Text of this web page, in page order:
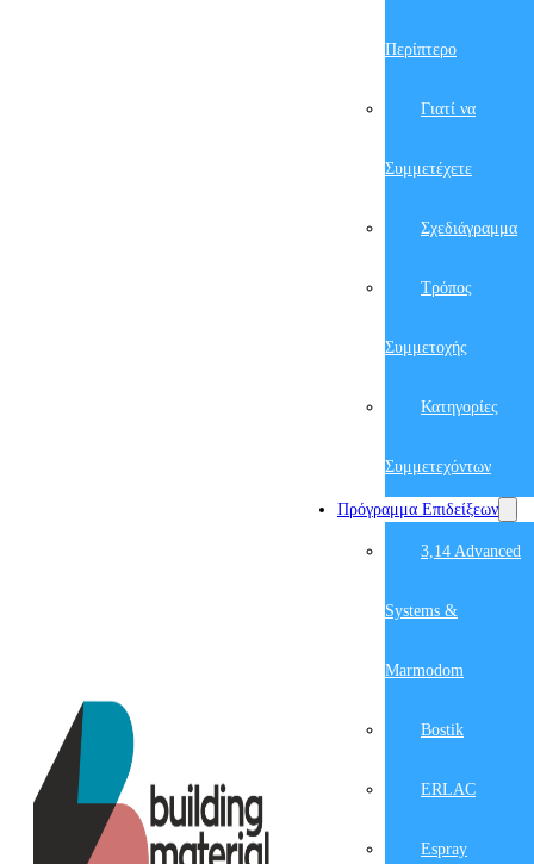
Περίπτερο
Γιατί να
Συμμετέχετε
Σχεδιάγραμμα
Τρόπος
Συμμετοχής
Κατηγορίες
Συμμετεχόντων
Πρόγραμμα Επιδείξεων
3,14 Advanced
Systems &
Marmodom
Bostik
ERLAC
Espray